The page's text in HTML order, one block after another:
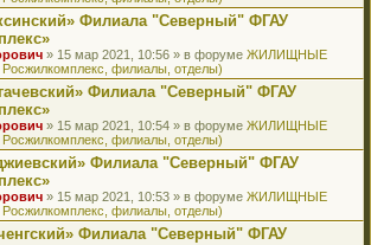
Филиала "Северный" ФГАУ
» 15 мар 2021, 10:56 » в форуме ЖИЛИЩНЫЕ
филиалы, отделы)
Филиала "Северный" ФГАУ
» 15 мар 2021, 10:54 » в форуме ЖИЛИЩНЫЕ
филиалы, отделы)
Филиала "Северный" ФГАУ
» 15 мар 2021, 10:53 » в форуме ЖИЛИЩНЫЕ
филиалы, отделы)
Филиала "Северный" ФГАУ